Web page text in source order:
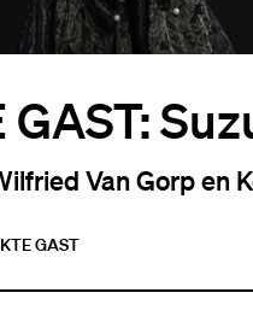
GAST:
Van Gorp en
TE GAST